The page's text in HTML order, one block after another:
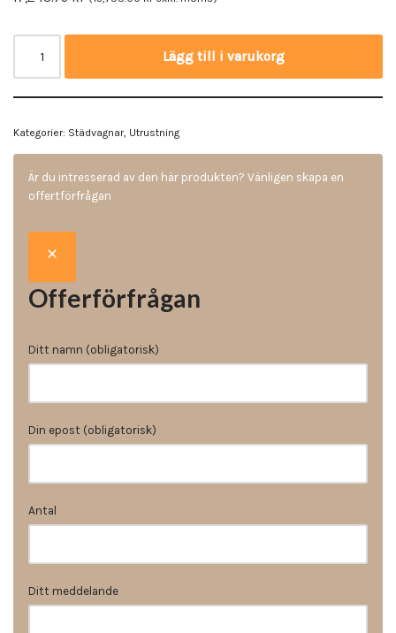
Lägg till i varukorg
Kategorier: Städvagnar, Utrustning
Är du intresserad av den här produkten? Vänligen skapa en
offertförfrågan
Offerförfrågan
Ditt namn (obligatorisk)
Din epost (obligatorisk)
Antal
Ditt meddelande